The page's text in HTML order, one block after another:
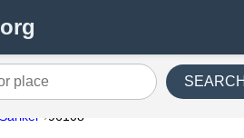
place
Sarikei 96108